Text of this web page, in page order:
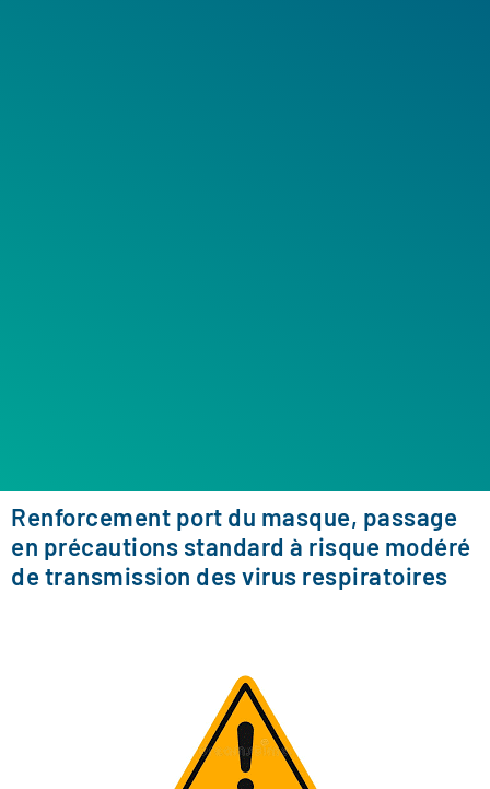
Renforcement port du masque, passage
en précautions standard à risque modéré
de transmission des virus respiratoires